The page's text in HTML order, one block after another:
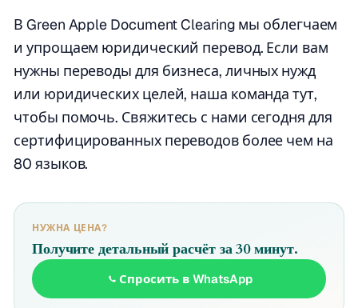
В Green Apple Document Clearing мы облегчаем
и упрощаем юридический перевод. Если вам
нужны переводы для бизнеса, личных нужд
или юридических целей, наша команда тут,
чтобы помочь. Свяжитесь с нами сегодня для
сертифицированных переводов более чем на
80 языков.
НУЖНА ЦЕНА?
Получите детальный расчёт за 30 минут.
Спросить в WhatsApp